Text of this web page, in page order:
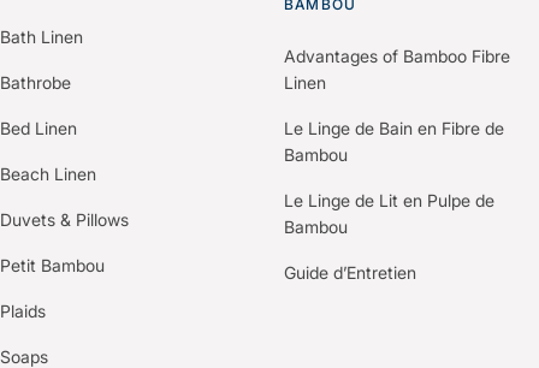
pour comprendre vos besoins et construire une
offre personnalisée selon votre établissement.
Bath Linen
Bathrobe
Bed Linen
Beach Linen
Duvets & Pillows
Petit Bambou
Plaids
Soaps
BAMBOU
Advantages of Bamboo Fibre
Linen
Le Linge de Bain en Fibre de
Bambou
Le Linge de Lit en Pulpe de
Bambou
Guide d’Entretien